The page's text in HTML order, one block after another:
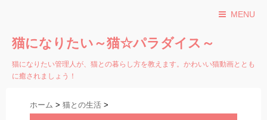
MENU
猫になりたい～猫☆パラダイス～
猫になりたい管理人が、猫との暮らし方を教えます。かわいい猫動画ととも
に癒されましょう！
ホーム > 猫との生活 >